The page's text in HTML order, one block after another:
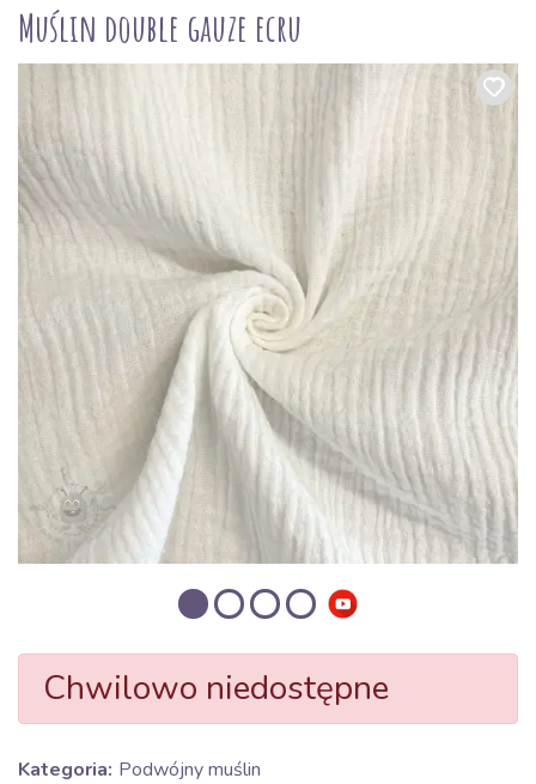
Muślin double gauze ecru
Chwilowo niedostępne
Kategoria: Podwójny muślin